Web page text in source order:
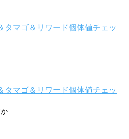
タマゴ＆リワード個体値チェッ
タマゴ＆リワード個体値チェッ